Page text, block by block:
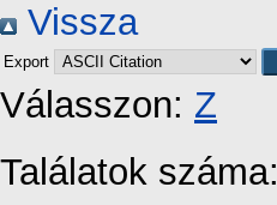
Vissza
Export
Válasszon: Z
Találatok száma: